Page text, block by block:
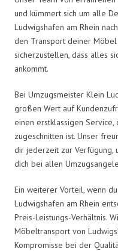
und kümmert sich um alle
Ludwigshafen am Rhein
den Transport deiner
sicherzustellen, dass alles
ankommt.
Bei Umzugsmeister Klein
großen Wert auf
einen erstklassigen
zugeschnitten ist. Unser
dir jederzeit zur Verfügung,
dich bei allen
Ein weiterer Vorteil, wenn
Ludwigshafen am Rhein
Preis-Leistungs-Verhältnis.
Möbeltransport von
Kompromisse bei der